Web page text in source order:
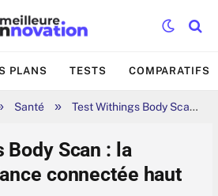
PLANS TESTS COMPARATIFS
Santé » Test Withings Body Scan : la meilleure balance connectée haut de gamme ?
Scan : la
connectée haut